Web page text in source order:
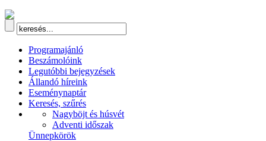
Programajánló
Beszámolóink
Legutóbbi bejegyzések
Állandó híreink
Eseménynaptár
Keresés, szűrés
Nagyböjt és húsvét
Adventi időszak
Ünnepkörök